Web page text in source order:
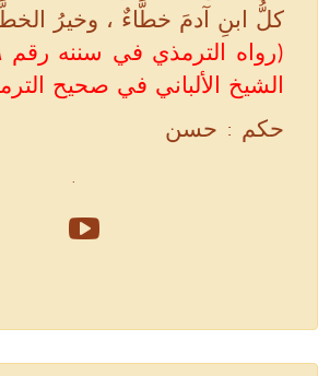
كلُّ ابنِ آدمَ خطَّاءٌ ، وخيرُ
الشيخ الألباني في صحيح
حكم : حسن